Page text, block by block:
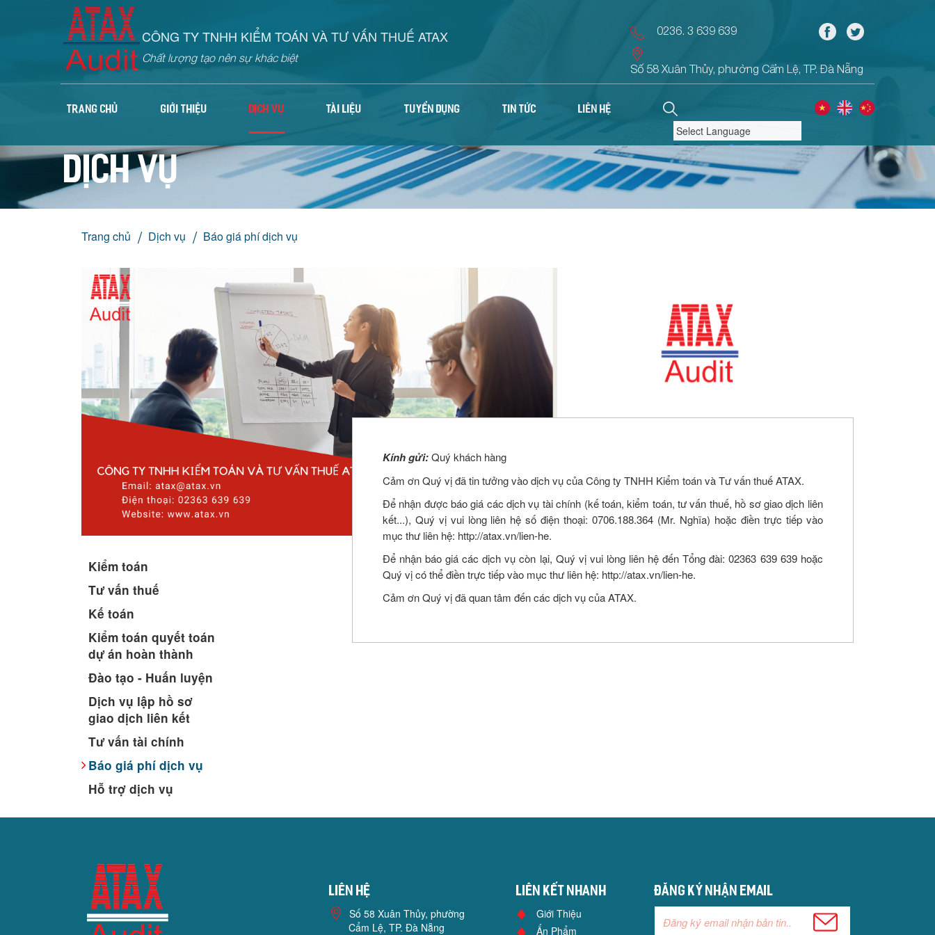
CÔNG TY TNHH KIỂM TOÁN VÀ TƯ VẤN THUẾ ATAX
Chất lượng tạo nên sự khác biệt
0236. 3 639 639
Số 58 Xuân Thủy, phường Cẩm Lệ, TP. Đà Nẵng
TRANG CHỦ GIỚI THIỆU DỊCH VỤ TÀI LIỆU TUYỂN DỤNG TIN TỨC LIÊN HỆ
Powered by Translate
Dịch vụ
Trang chủ Dịch vụ Báo giá phí dịch vụ
Kính gửi:Quý khách hàng
Cảm ơn Quý vị đã tin tưởng vào dịch vụ của Công ty TNHH Kiểm toán và Tư vấn thuế ATAX.
Để nhận được báo giá các dịch vụ tài chính (kế toán, kiểm toán, tư vấn thuế, hồ sơ giao dịch liên
kết...), Quý vị vui lòng liên hệ số điện thoại: 0706.188.364 (Mr. Nghĩa) hoặc điền trực tiếp vào
mục thư liên hệ: http://atax.vn/lien-he.
Để nhận báo giá các dịch vụ còn lại, Quý vị vui lòng liên hệ đến Tổng đài:02363 639 639 hoặc
Quý vị có thể điền trực tiếp vào mục thư liên hệ: http://atax.vn/lien-he.
Cảm ơn Quý vị đã quan tâm đến các dịch vụ của ATAX.
Kiểm toán
Tư vấn thuế
Kế toán
Kiểm toán quyết toán
dự án hoàn thành
Đào tạo - Huấn luyện
Dịch vụ lập hồ sơ
giao dịch liên kết
Tư vấn tài chính
Báo giá phí dịch vụ
Hỗ trợ dịch vụ
Liên hệ
Số 58 Xuân Thủy, phường
Cẩm Lệ, TP. Đà Nẵng
Liên kết nhanh
Giới Thiệu
Ấn Phẩm
Đăng ký nhận email